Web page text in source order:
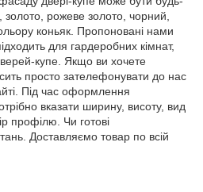
золото, рожеве золото, чорний,
коньяк. Пропоновані нами
для гардеробних кімнат,
купе. Якщо ви хочете
просто зателефонувати до нас
Під час оформлення
вказати ширину, висоту, вид
профілю. Чи готові
Доставляємо товар по всій